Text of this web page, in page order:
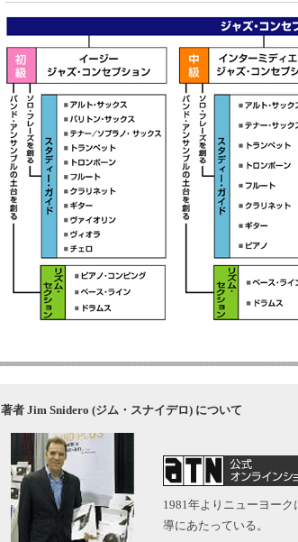
著者 Jim Snidero (ジム・スナイデロ) について
1981年よりニューヨー
導にあたっている。